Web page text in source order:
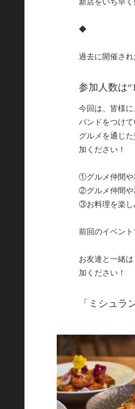
◆
過去に開催さ
参加人数は
今回は、皆様
バンドをつけ
グルメを通じ
加ください！
①グルメ仲間や
②グルメ仲間や
③お料理を楽し
前回のイベン
お友達と一緒
加ください！
「ミシュ